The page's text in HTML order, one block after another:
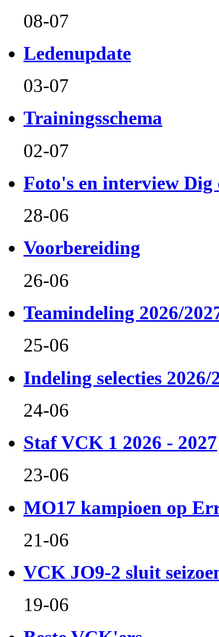
08-07
Ledenupdate
03-07
Trainingsschema
02-07
Foto's en interview Dig
28-06
Voorbereiding
26-06
Teamindeling 2026/
25-06
Indeling selecties 2026/
24-06
Staf VCK 1 2026 - 2027
23-06
MO17 kampioen op
21-06
VCK JO9-2 sluit
19-06